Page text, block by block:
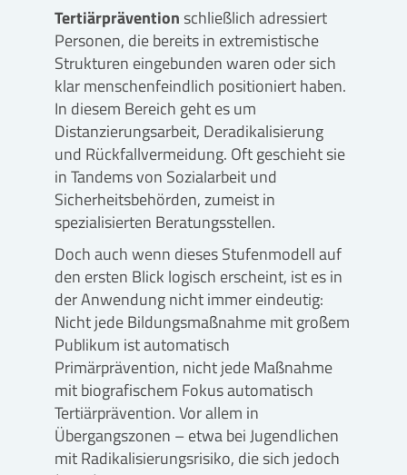
Tertiärpräventionschließlich adressiert
Personen, die bereits in extremistische
Strukturen eingebunden waren oder sich
klar menschenfeindlich positioniert haben.
In diesem Bereich geht es um
Distanzierungsarbeit, Deradikalisierung
und Rückfallvermeidung. Oft geschieht sie
in Tandems von Sozialarbeit und
Sicherheitsbehörden, zumeist in
spezialisierten Beratungsstellen.
Doch auch wenn dieses Stufenmodell auf
den ersten Blick logisch erscheint, ist es in
der Anwendung nicht immer eindeutig:
Nicht jede Bildungsmaßnahme mit großem
Publikum ist automatisch
Primärprävention, nicht jede Maßnahme
mit biografischem Fokus automatisch
Tertiärprävention. Vor allem in
Übergangszonen – etwa bei Jugendlichen
mit Radikalisierungsrisiko, die sich jedoch